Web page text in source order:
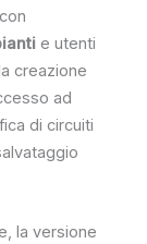
con
e utenti
creazione
ad
di circuiti
la versione